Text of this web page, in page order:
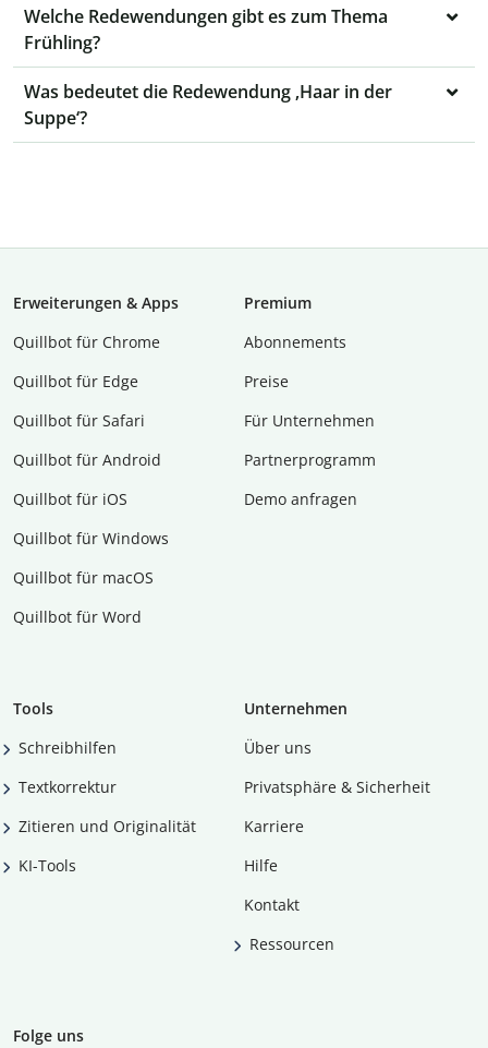
Welche Redewendungen gibt es zum Thema
Frühling?
Was bedeutet die Redewendung ‚Haar in der
Suppe‘?
Erweiterungen & Apps
Quillbot für Chrome
Quillbot für Edge
Quillbot für Safari
Quillbot für Android
Quillbot für iOS
Quillbot für Windows
Quillbot für macOS
Quillbot für Word
Premium
Abon­ne­ments
Preise
Für Unternehmen
Partnerprogramm
Demo anfragen
Tools
Schreibhilfen
Textkorrektur
Zitieren und Originalität
KI-Tools
Unternehmen
Über uns
Privatsphäre & Sicherheit
Karriere
Hilfe
Kontakt
Ressourcen
Folge uns